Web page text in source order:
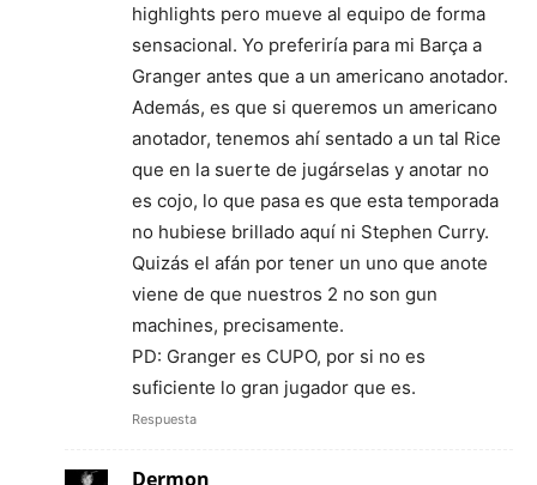
highlights pero mueve al equipo de forma
sensacional. Yo preferiría para mi Barça a
Granger antes que a un americano anotador.
Además, es que si queremos un americano
anotador, tenemos ahí sentado a un tal Rice
que en la suerte de jugárselas y anotar no
es cojo, lo que pasa es que esta temporada
no hubiese brillado aquí ni Stephen Curry.
Quizás el afán por tener un uno que anote
viene de que nuestros 2 no son gun
machines, precisamente.
PD: Granger es CUPO, por si no es
suficiente lo gran jugador que es.
Respuesta
Dermon